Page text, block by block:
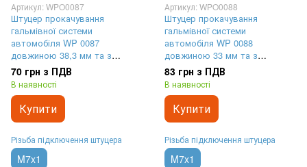
Артикул: WPO0087
Штуцер прокачування
гальмівної системи
автомобіля WP 0087
довжиною 38,3 мм та з
різьбленням M7x1
70 грн з ПДВ
В наявності
Купити
Різьба підключення штуцера
M7x1
Артикул: WPO0088
Штуцер прокачування
гальмівної системи
автомобіля WP 0088
довжиною 33 мм та з
різьбленням M7x1
83 грн з ПДВ
В наявності
Купити
Різьба підключення штуцера
M7x1